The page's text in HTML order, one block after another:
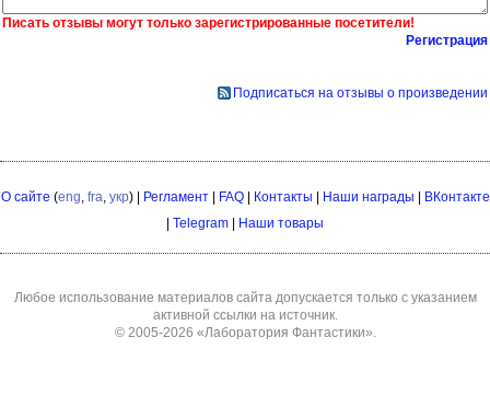
Писать отзывы могут только зарегистрированные посетители!
Регистрация
Подписаться на отзывы о произведении
О сайте (eng fra укр) | Регламент| FAQ| Контакты | Наши награды | ВКонтакте
| Telegram | Наши товары
Любое использование материалов сайта допускается только с указанием
активной ссылки на источник.
© 2005-2026 «Лаборатория Фантастики»